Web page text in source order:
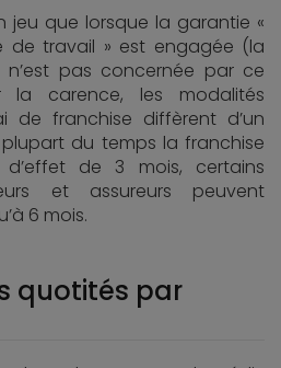
jeu que lorsque la garantie «
de travail » est engagée (la
n’est pas concernée par ce
la carence, les modalités
de franchise diffèrent d’un
du temps la franchise
de 3 mois, certains
et assureurs peuvent
6 mois.
quotités par